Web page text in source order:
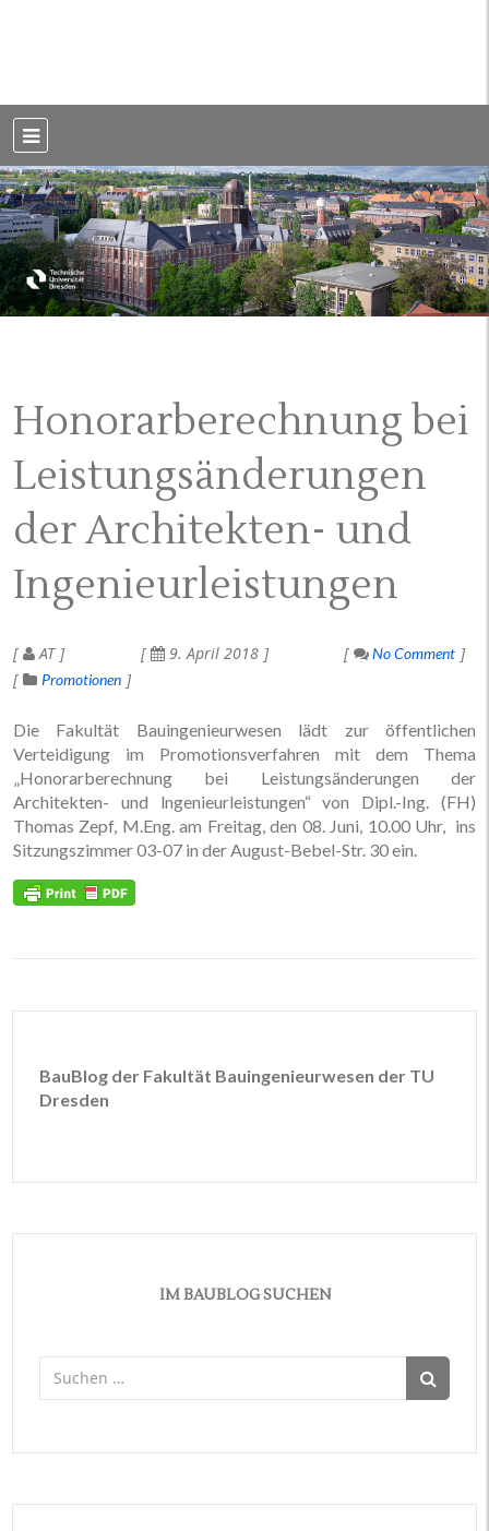
Dresden
Honorarberechnung bei
Leistungsänderungen
der Architekten- und
Ingenieurleistungen
AT 9. April 2018
No Comment
Promotionen
Die Fakultät Bauingenieurwesen lädt zur öffentlichen
Verteidigung im Promotionsverfahren mit dem Thema
„Honorarberechnung bei Leistungsänderungen der
Architekten- und lngenieurleistungen“ von Dipl.-Ing. (FH)
Thomas Zepf, M.Eng.am Freitag, den 08. Juni, 10.00 Uhr, ins
Sitzungszimmer 03-07 in der August-Bebel-Str. 30 ein.
BauBlog der Fakultät Bauingenieurwesen der TU
Dresden
IM BAUBLOG SUCHEN
Suchen
nach: